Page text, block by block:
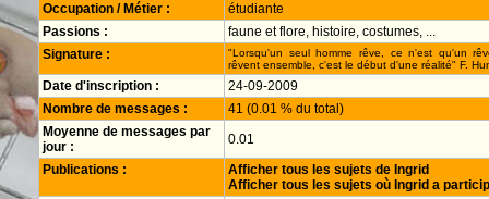
Occupation / Métier :
étudiante
Passions :
faune et flore, histoire, costumes, ...
Signature :
"Lorsqu'un seul homme rêve, ce n'est qu'un
rêvent ensemble, c'est le début d'une réalité" F.
Date d'inscription :
24-09-2009
Nombre de messages :
41 (0.01 % du total)
Moyenne de messages par
jour :
0.01
Publications :
Afficher tous les sujets de Ingrid
Afficher tous les sujets où Ingrid a